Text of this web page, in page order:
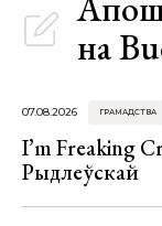
на
07.08.2026 ГРАМАДСТВА
I’m Freaking
Рыдлеўскай